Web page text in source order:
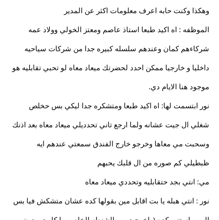
وهكذا وكنت حابه اعرف معلومات اكثر عن المدير
الموظفه : اه اكيد طبعا استاذ عاصم ومعتز الخولي وولاد عمه
شركاءهم كمان وعندهم سلسله كبيره جدا من شركات سياحيه
داخليا و خارجيا ممكن احدد لحضرتك ميعاد معاه لو تحبي تقابليه هو
موجود هنا الايام دي.
نور ابتسمت لها: اه اكيد طبعا ومتشكره جدا ليكي بس حخلص
شغلي ال جيت عشانه ولما ارجع تاني تحدديلي ميعاد معاه بعد اذنك
وسحبت مي معاها وخرجو خارج الفندق سمعتي عندهم ايه
ظبطيلي كم صوره من ال قلبك يحبهم
مي: انتي بجد حتقابليه وتحددي ميعاد معاه
نور : انتي هبله يا بت اقابل مين بقولها كده عشان متشكش فيا بس